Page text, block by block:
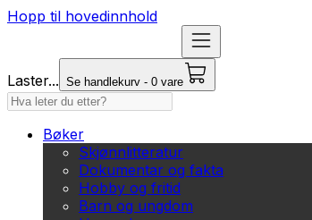
Hopp til hovedinnhold
Laster... Se handlekurv - 0 vare
Bøker
Skjønnlitteratur
Dokumentar og fakta
Hobby og fritid
Barn og ungdom